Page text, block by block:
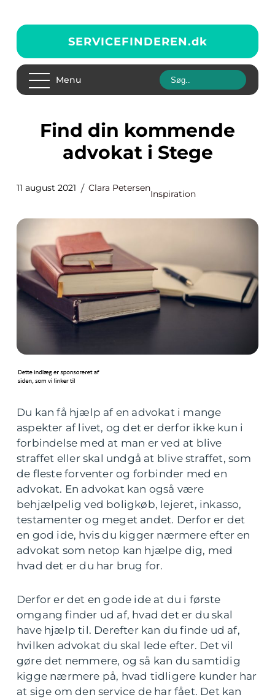
SERVICEFINDEREN.dk
Menu
Find din kommende
advokat i Stege
11 august 2021 Clara Petersen
Inspiration
Du kan få hjælp af en advokat i mange
aspekter af livet, og det er derfor ikke kun i
forbindelse med at man er ved at blive
straffet eller skal undgå at blive straffet, som
de fleste forventer og forbinder med en
advokat. En advokat kan også være
behjælpelig ved boligkøb, lejeret, inkasso,
testamenter og meget andet. Derfor er det
en god ide, hvis du kigger nærmere efter en
advokat som netop kan hjælpe dig, med
hvad det er du har brug for.
Derfor er det en gode ide at du i første
omgang finder ud af, hvad det er du skal
have hjælp til. Derefter kan du finde ud af,
hvilken advokat du skal lede efter. Det vil
gøre det nemmere, og så kan du samtidig
kigge nærmere på, hvad tidligere kunder har
at sige om den service de har fået. Det kan